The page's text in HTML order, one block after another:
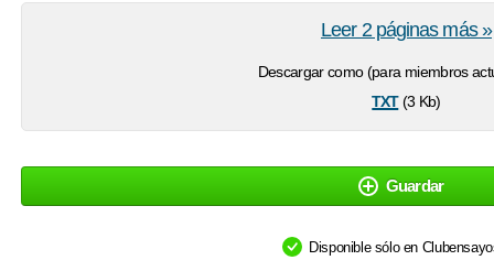
Descargar como (para miembros
txt(3 Kb)
Leer 2 páginas más »
Guardar
Disponible sólo en